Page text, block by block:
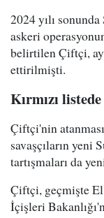
2024 yılı
askeri
belirtilen Çiftçi,
ettirilmişti.
Kırmızı
Çiftçi'nin
savaşçıların
tartışmaları da
Çiftçi, geçmişte El
İçişleri